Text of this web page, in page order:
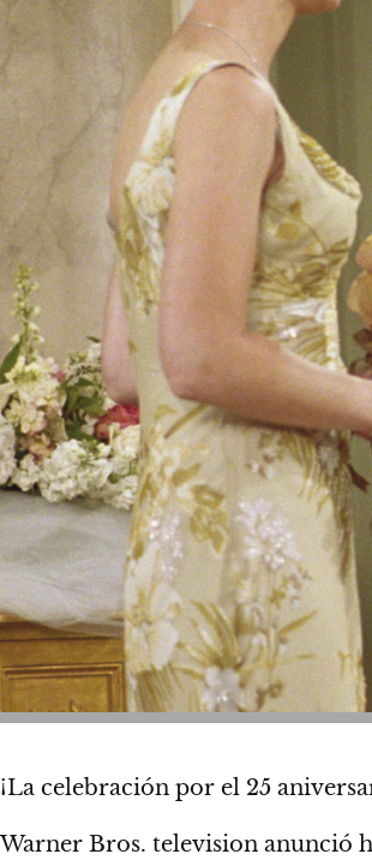
¡La celebración por el 25
Warner Bros. television anunció